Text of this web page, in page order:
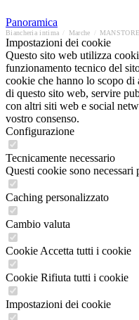
Panoramica
Biancheria intima Marche MANSTORE
Impostazioni dei cookie
Questo sito web utilizza
funzionamento tecnico del
cookie che hanno lo scopo
di questo sito web, servire
con altri siti web e social
vostro consenso.
Configurazione
Tecnicamente necessario
Questi cookie sono
Caching personalizzato
Cambio valuta
Cookie Accetta tutti i cookie
Cookie Rifiuta tutti i cookie
Impostazioni dei cookie